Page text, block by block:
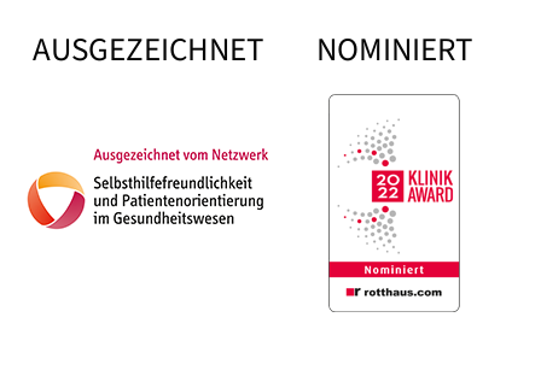
AUSGEZEICHNET NOMINIERT